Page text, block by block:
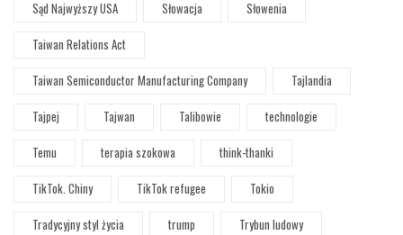
Sąd Najwyższy USA
Słowacja
Słowenia
Taiwan Relations Act
Taiwan Semiconductor Manufacturing Company
Tajlandia
Tajpej
Tajwan Talibowie
technologie
Temu
terapia szokowa
think-thanki
TikTok. Chiny
TikTok refugee
Tokio
Tradycyjny styl życia
trump
Trybun ludowy